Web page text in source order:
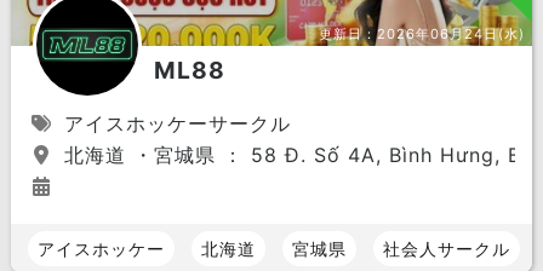
更新日：2026年06月24日(水)
ML88
アイスホッケーサークル
北海道 ・宮城県 ： 58 Đ. Số 4A, Bình Hưng,
アイスホッケー 北海道 宮城県 社会人サークル